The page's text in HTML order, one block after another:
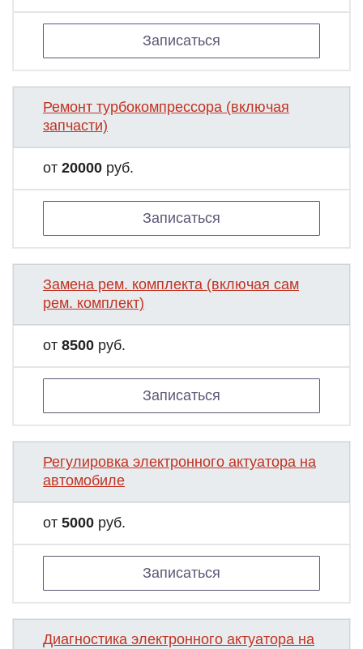
Записаться
Ремонт турбокомпрессора (включая
запчасти)
от 20000 руб.
Записаться
Замена рем. комплекта (включая сам
рем. комплект)
от 8500 руб.
Записаться
Регулировка электронного актуатора на
автомобиле
от 5000 руб.
Записаться
Диагностика электронного актуатора на